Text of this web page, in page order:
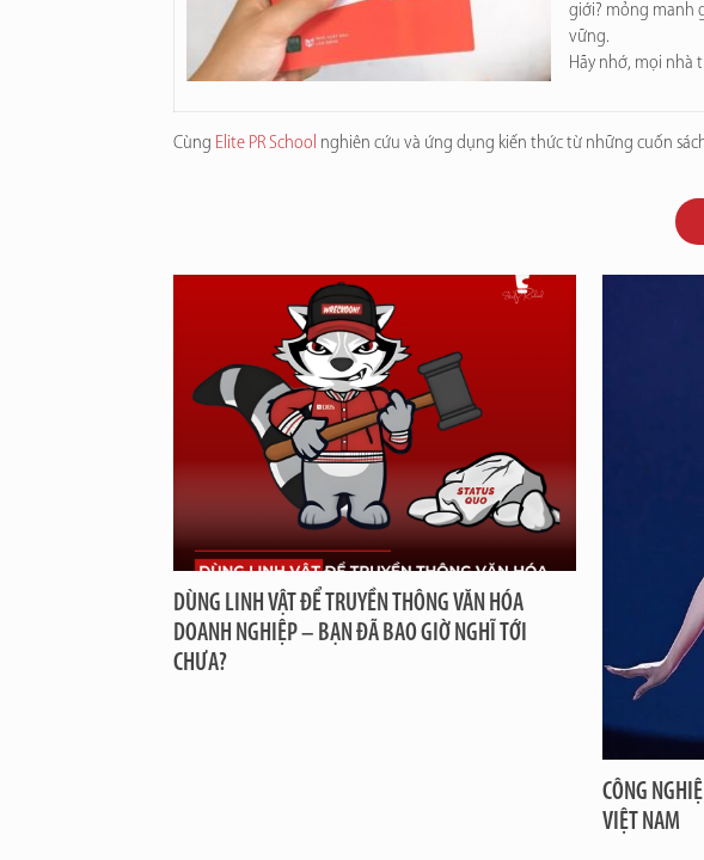
giới? mỏng manh
vững.
Hãy nhớ, mọi nhà
Cùng Elite PR School nghiên cứu và ứng dụng kiến thức từ những cuốn
DÙNG LINH VẬT ĐỂ TRUYỀN THÔNG VĂN HÓA
DOANH NGHIỆP – BẠN ĐÃ BAO GIỜ NGHĨ TỚI
CHƯA?
CÔNG
VIỆT NAM